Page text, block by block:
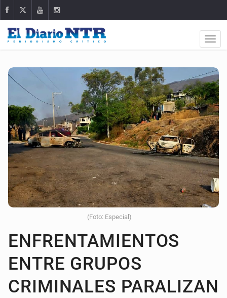
(Foto: Especial)
ENFRENTAMIENTOS
ENTRE GRUPOS
CRIMINALES PARALIZAN